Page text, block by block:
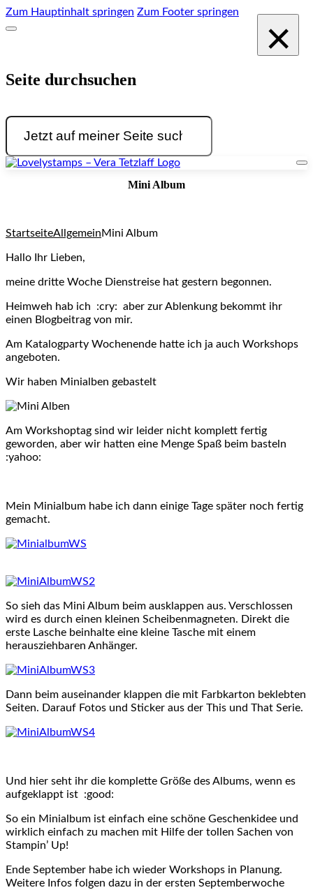
Zum Hauptinhalt springen Zum Footer springen
Seite durchsuchen
Suchen
×
Mini Album
StartseiteAllgemeinMini Album
Hallo Ihr Lieben,
meine dritte Woche Dienstreise hat gestern begonnen.
Heimweh hab ich :cry: aber zur Ablenkung bekommt ihr
einen Blogbeitrag von mir.
Am Katalogparty Wochenende hatte ich ja auch Workshops
angeboten.
Wir haben Minialben gebastelt
Am Workshoptag sind wir leider nicht komplett fertig
geworden, aber wir hatten eine Menge Spaß beim basteln
:yahoo:
Mein Minialbum habe ich dann einige Tage später noch fertig
gemacht.
So sieh das Mini Album beim ausklappen aus. Verschlossen
wird es durch einen kleinen Scheibenmagneten. Direkt die
erste Lasche beinhalte eine kleine Tasche mit einem
herausziehbaren Anhänger.
Dann beim auseinander klappen die mit Farbkarton beklebten
Seiten. Darauf Fotos und Sticker aus der This und That Serie.
Und hier seht ihr die komplette Größe des Albums, wenn es
aufgeklappt ist :good:
So ein Minialbum ist einfach eine schöne Geschenkidee und
wirklich einfach zu machen mit Hilfe der tollen Sachen von
Stampin’ Up!
Ende September habe ich wieder Workshops in Planung.
Weitere Infos folgen dazu in der ersten Septemberwoche